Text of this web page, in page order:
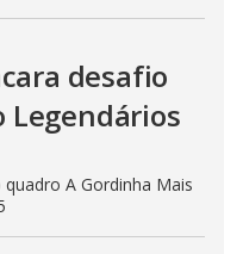
desafio
Legendários
A Gordinha Mais